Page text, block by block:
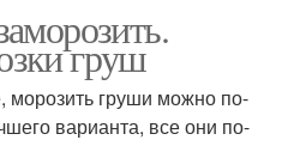
груш
морозить груши можно по-
варианта, все они по-